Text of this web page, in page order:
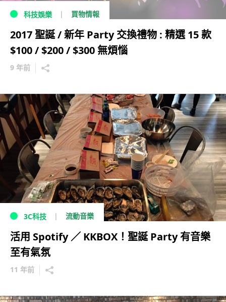
科技娛樂 買物情報
2017 聖誕 / 新年 Party 交換禮物 : 精選 15 款
$100 / $200 / $300 無煩惱
9 年前
3C科技 流動音樂
活用 Spotify ／ KKBOX！聖誕 Party 有音樂
至有氣氛
11 年前